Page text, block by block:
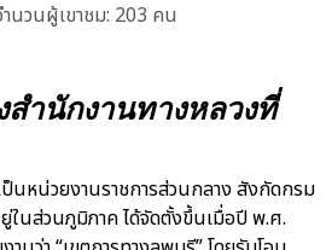
นวนผู้เขาชม: 203 คน
ำนักงานทางหลวงที่
นหน่วยงานราชการส่วนกลาง สังกัดกรม
ในส่วนภูมิภาค ได้จัดตั้งขึ้นเมื่อปี พ.ศ.